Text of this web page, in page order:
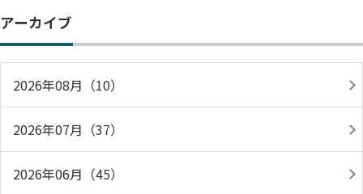
アーカイブ
2026年08月（10）
2026年07月（37）
2026年06月（45）